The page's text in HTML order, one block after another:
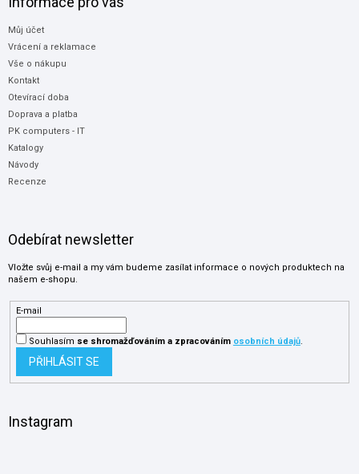
Můj účet
Vrácení a reklamace
Vše o nákupu
Kontakt
Otevírací doba
Doprava a platba
PK computers - IT
Katalogy
Návody
Recenze
Odebírat newsletter
Vložte svůj e-mail a my vám budeme zasílat informace o nových produktech na
našem e-shopu.
E-mail
Souhlasím se shromažďováníma zpracováním osobních údajů.
PŘIHLÁSIT SE
Instagram